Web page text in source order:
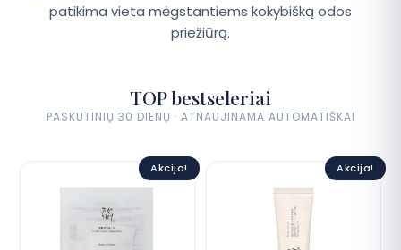
patikima vieta mėgstantiems kokybišką odos
priežiūrą.
TOP bestseleriai
PASKUTINIŲ 30 DIENŲ · ATNAUJINAMA AUTOMATIŠKAI
Akcija! Akcija!